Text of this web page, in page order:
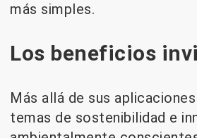
más simples.
Los beneficios
Más allá de sus
temas de sostenibilidad e